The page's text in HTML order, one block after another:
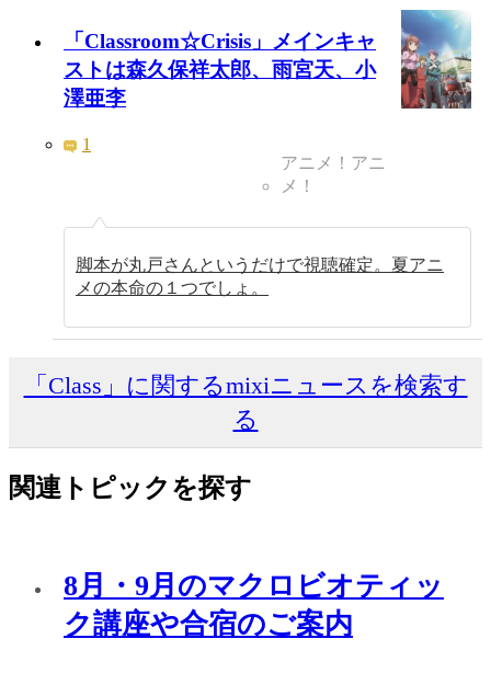
「Classroom☆Crisis」メインキャ
ストは森久保祥太郎、雨宮天、小
澤亜李
1
アニメ！アニ
メ！
脚本が丸戸さんというだけで視聴確定。夏アニ
メの本命の１つでしょ。
「Class」に関するmixiニュースを検索す
る
関連トピックを探す
8月・9月のマクロビオティッ
ク講座や合宿のご案内